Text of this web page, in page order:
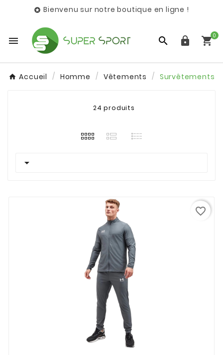
 Bienvenu sur notre boutique en ligne !
   0
Accueil Homme Vêtements Survêtements
24 produits

favorite_border